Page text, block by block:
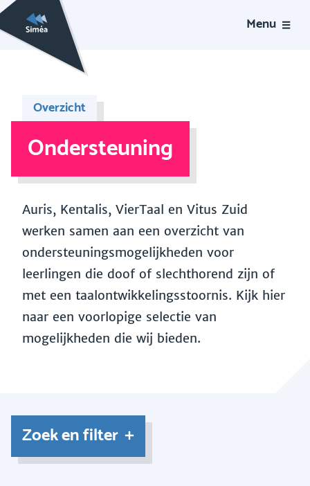
Menu
Overzicht
Ondersteuning
Auris, Kentalis, VierTaal en Vitus Zuid
werken samen aan een overzicht van
ondersteuningsmogelijkheden voor
leerlingen die doof of slechthorend zijn of
met een taalontwikkelingsstoornis. Kijk hier
naar een voorlopige selectie van
mogelijkheden die wij bieden.
Zoek en filter